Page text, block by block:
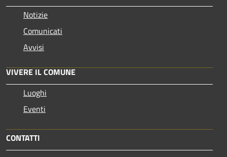
Notizie
Comunicati
Avvisi
VIVERE IL COMUNE
Luoghi
Eventi
CONTATTI